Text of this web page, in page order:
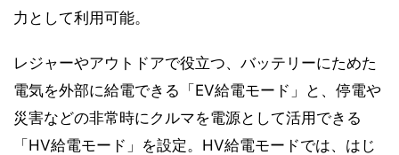
力として利用可能。
レジャーやアウトドアで役立つ、バッテリーにためた
電気を外部に給電できる「EV給電モード」と、停電や
災害などの非常時にクルマを電源として活用できる
「HV給電モード」を設定。HV給電モードでは、はじ